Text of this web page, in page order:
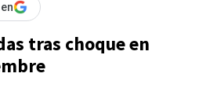
tras choque en